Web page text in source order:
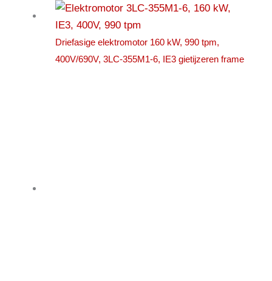
Driefasige elektromotor 160 kW, 990 tpm,
400V/690V, 3LC-355M1-6, IE3 gietijzeren frame